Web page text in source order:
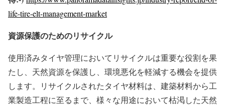
life-tire-elt-management-market
資源保護のためのリサイクル
使用済みタイヤ管理においてリサイクルは重要な役割を果
たし、天然資源を保護し、環境悪化を軽減する機会を提供
します。リサイクルされたタイヤ材料は、建築材料から工
業製造工程に至るまで、様々な用途において枯渇した天然